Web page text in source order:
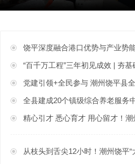
饶平深度融合港口优势与产业势
“百千万工程”三年初见成效 | 夯基础
党建引领+全民参与 潮州饶平县
全县建成20个镇级综合养老服务
精心引才 悉心育才 用心留才！潮州饶
从枝头到舌尖12小时！潮州饶平“